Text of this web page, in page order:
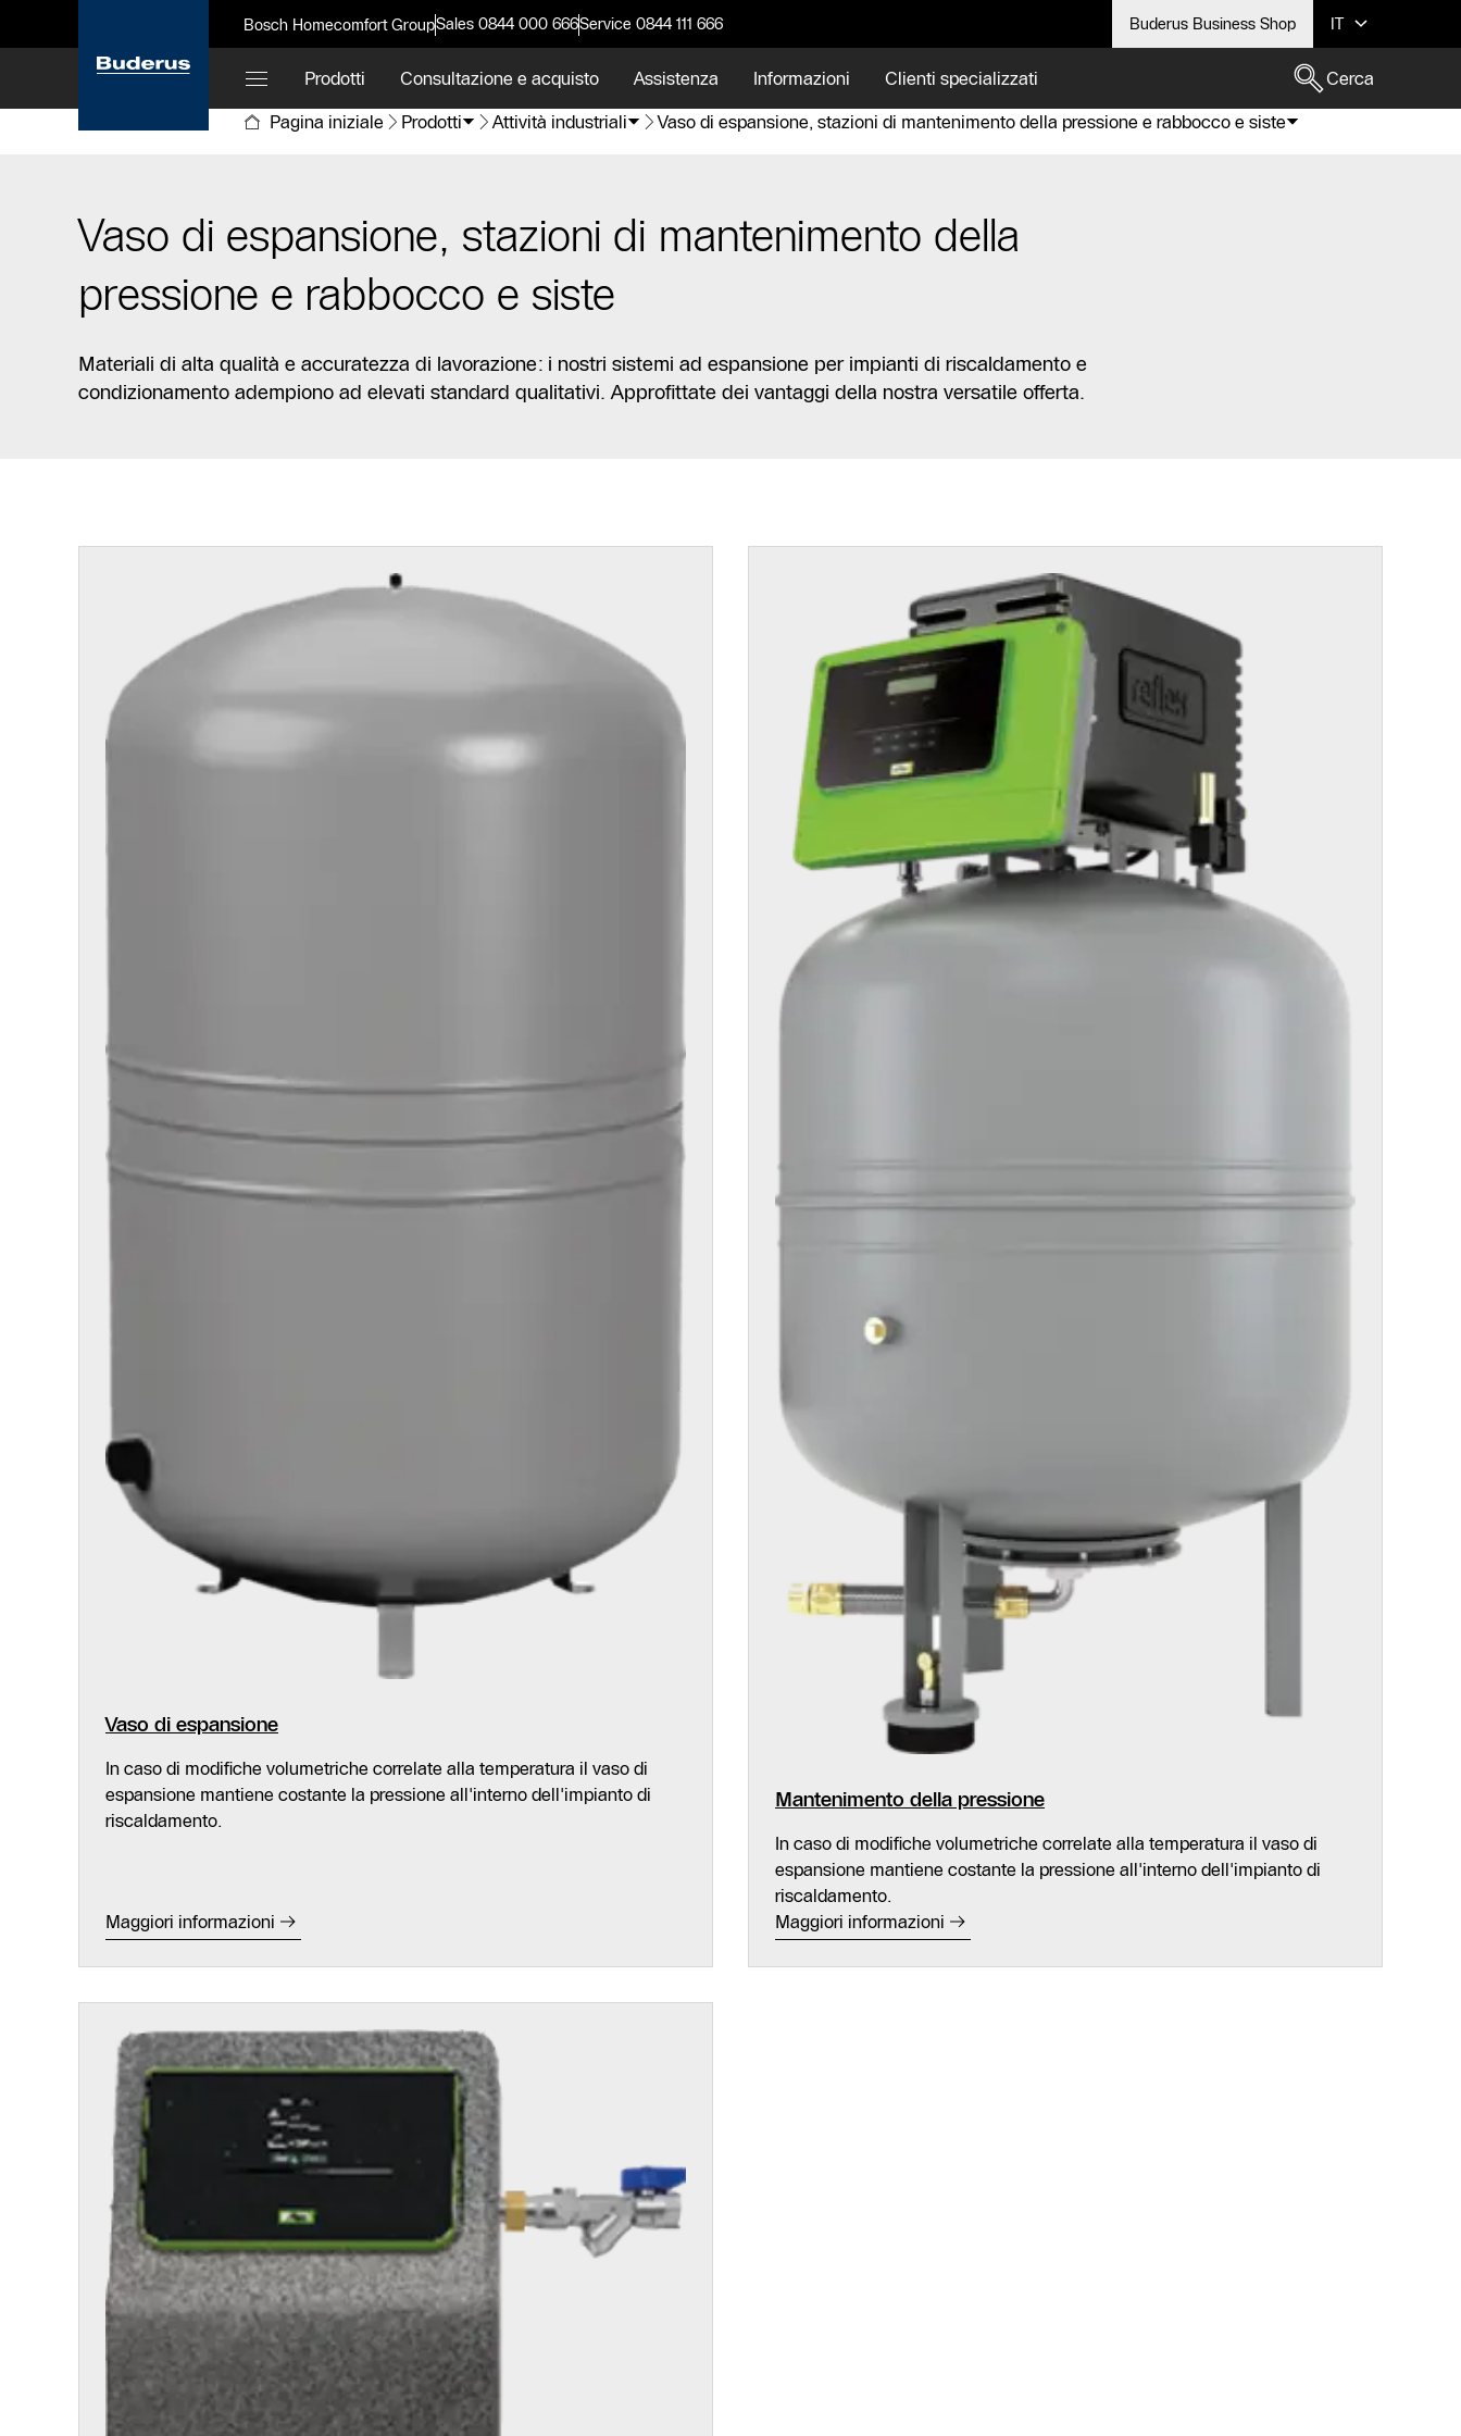
Bosch Homecomfort GroupSales 0844 000 666Service 0844 111 666 Buderus Business Shop IT
Prodotti Consultazione e acquisto Assistenza Informazioni Clienti specializzati
Cerca
Pagina iniziale
Prodotti Attività industriali Vaso di espansione, stazioni di mantenimento della pressione e rabbocco e siste
Vaso di espansione, stazioni di mantenimento della
pressione e rabbocco e siste
Materiali di alta qualità e accuratezza di lavorazione: i nostri sistemi ad espansione per impianti di riscaldamento e
condizionamento adempiono ad elevati standard qualitativi. Approfittate dei vantaggi della nostra versatile offerta.
Vaso di espansione
In caso di modifiche volumetriche correlate alla temperatura il vaso di
espansione mantiene costante la pressione all'interno dell'impianto di
riscaldamento.
Maggiori informazioni
Mantenimento della pressione
In caso di modifiche volumetriche correlate alla temperatura il vaso di
espansione mantiene costante la pressione all'interno dell'impianto di
riscaldamento.
Maggiori informazioni